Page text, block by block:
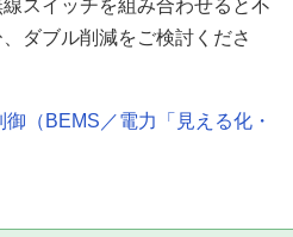
スイッチを組み合わせると不
ダブル削減をご検討くださ
（BEMS／電力「見える化・